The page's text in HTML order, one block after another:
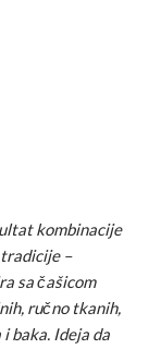
kombinacije
–
sa čašicom
ručno tkanih,
i baka. Ideja da